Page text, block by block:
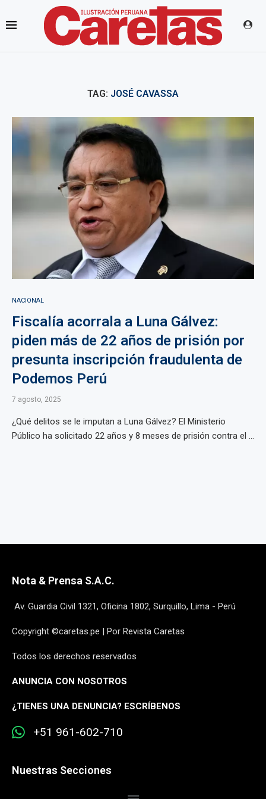
TAG: JOSÉ CAVASSA
NACIONAL
Fiscalía acorrala a Luna Gálvez:
piden más de 22 años de prisión por
presunta inscripción fraudulenta de
Podemos Perú
7 agosto, 2025
¿Qué delitos se le imputan a Luna Gálvez? El Ministerio
Público ha solicitado 22 años y 8 meses de prisión contra el ...
Nota & Prensa S.A.C.
Av. Guardia Civil 1321, Oficina 1802, Surquillo, Lima - Perú
Copyright ©caretas.pe | Por Revista Caretas
Todos los derechos reservados
ANUNCIA CON NOSOTROS
¿TIENES UNA DENUNCIA? ESCRÍBENOS
+51 961-602-710
Nuestras Secciones